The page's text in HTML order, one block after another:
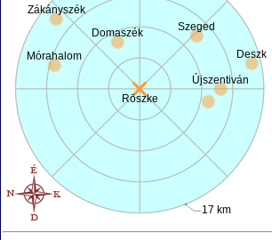
Röszke
17 km
Szeged
Mórahalom
Domaszék
Deszk
Zákányszék
Újszentiván